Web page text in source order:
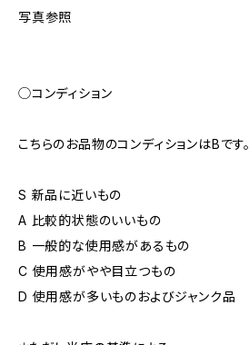
写真参照
◯コンディション
こちらのお品物のコンディションはBです。
S 新品に近いもの
A 比較的状態のいいもの
B 一般的な使用感があるもの
C 使用感がやや目立つもの
D 使用感が多いものおよびジャンク品